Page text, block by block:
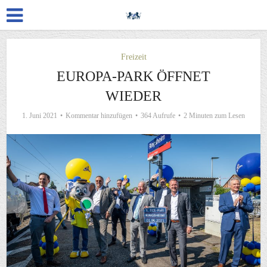
Freizeit
EUROPA-PARK ÖFFNET
WIEDER
1. Juni 2021 Kommentar hinzufügen 364 Aufrufe 2 Minuten zum Lesen